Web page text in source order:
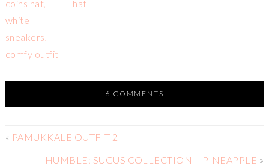
6 COMMENTS
« PAMUKKALE OUTFIT 2
HUMBLE: SUGUS COLLECTION – PINEAPPLE »